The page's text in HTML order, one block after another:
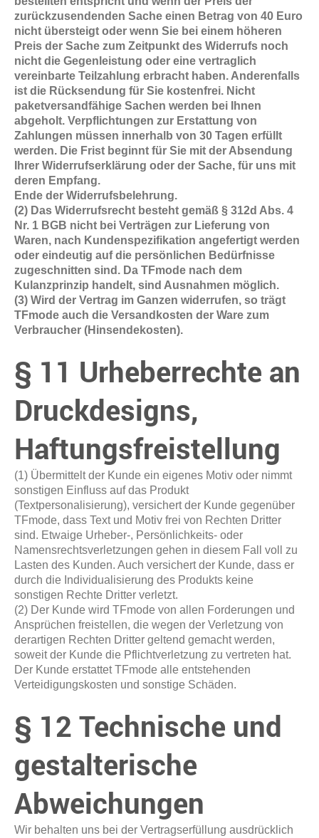
zurückzusendenden Sache einen Betrag von 40 Euro
nicht übersteigt oder wenn Sie bei einem höheren
Preis der Sache zum Zeitpunkt des Widerrufs noch
nicht die Gegenleistung oder eine vertraglich
vereinbarte Teilzahlung erbracht haben. Anderenfalls
ist die Rücksendung für Sie kostenfrei. Nicht
paketversandfähige Sachen werden bei Ihnen
abgeholt. Verpflichtungen zur Erstattung von
Zahlungen müssen innerhalb von 30 Tagen erfüllt
werden. Die Frist beginnt für Sie mit der Absendung
Ihrer Widerrufserklärung oder der Sache, für uns mit
deren Empfang.
Ende der Widerrufsbelehrung.
(2) Das Widerrufsrecht besteht gemäß § 312d Abs. 4
Nr. 1 BGB nicht bei Verträgen zur Lieferung von
Waren, nach Kundenspezifikation angefertigt werden
oder eindeutig auf die persönlichen Bedürfnisse
zugeschnitten sind. Da TFmode nach dem
Kulanzprinzip handelt, sind Ausnahmen möglich.
(3) Wird der Vertrag im Ganzen widerrufen, so trägt
TFmode auch die Versandkosten der Ware zum
Verbraucher (Hinsendekosten).
§ 11 Urheberrechte an
Druckdesigns,
Haftungsfreistellung
(1) Übermittelt der Kunde ein eigenes Motiv oder nimmt
sonstigen Einfluss auf das Produkt
(Textpersonalisierung), versichert der Kunde gegenüber
TFmode, dass Text und Motiv frei von Rechten Dritter
sind. Etwaige Urheber-, Persönlichkeits- oder
Namensrechtsverletzungen gehen in diesem Fall voll zu
Lasten des Kunden. Auch versichert der Kunde, dass er
durch die Individualisierung des Produkts keine
sonstigen Rechte Dritter verletzt.
(2) Der Kunde wird TFmode von allen Forderungen und
Ansprüchen freistellen, die wegen der Verletzung von
derartigen Rechten Dritter geltend gemacht werden,
soweit der Kunde die Pflichtverletzung zu vertreten hat.
Der Kunde erstattet TFmode alle entstehenden
Verteidigungskosten und sonstige Schäden.
§ 12 Technische und
gestalterische
Abweichungen
Wir behalten uns bei der Vertragserfüllung ausdrücklich